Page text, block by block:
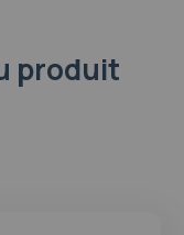
produit